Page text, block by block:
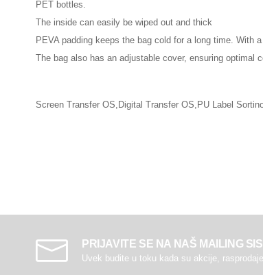
PET bottles.
The inside can easily be wiped out and thick
PEVA padding keeps the bag cold for a long time. With
The bag also has an adjustable cover, ensuring optimal
Screen Transfer OS,Digital Transfer OS,PU Label
PRIJAVITE SE NA NAŠ MAILING
Uvek budite u toku kada su akcije,